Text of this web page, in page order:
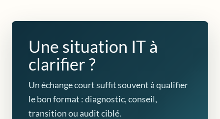
Une situation IT à
clarifier ?
Un échange court suffit souvent à qualifier
le bon format : diagnostic, conseil,
transition ou audit ciblé.